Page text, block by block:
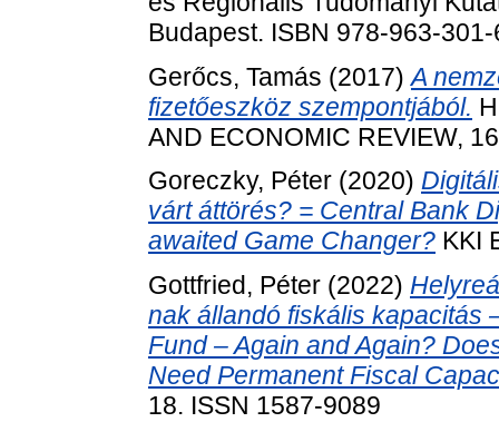
Budapest. ISBN 978-963-
Gerőcs, Tamás (2017)A
fizetőeszköz szempontjából.
AND ECONOMIC REVIEW,
Goreczky, Péter (2020)
várt áttörés? = Central Bank
awaited Game Changer? KKI
Gottfried, Péter (2022)
nak állandó fiskális kapacitás
Fund – Again and Again?
Need Permanent Fiscal
18. ISSN 1587-9089